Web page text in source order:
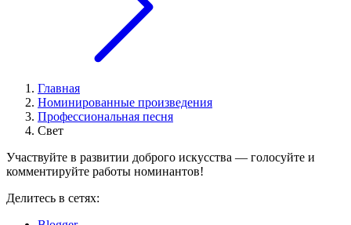
Главная
Номинированные произведения
Профессиональная песня
Свет
Участвуйте в развитии доброго искусства — голосуйте и
комментируйте работы номинантов!
Делитесь в сетях: